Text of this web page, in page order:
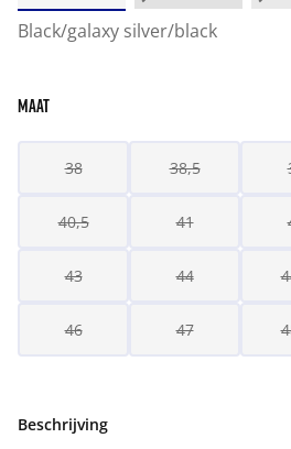
Black/galaxy silver/black
MAAT
38 38,5
40,5 41
43 44
46 47
Beschrijving